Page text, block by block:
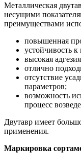
Металлическая
несущими
преимуществами
повышенная
устойчивость
высокая
отлично
отсутствие
параметров;
возможность
процесс
Двутавр имеет
применения.
Маркировка